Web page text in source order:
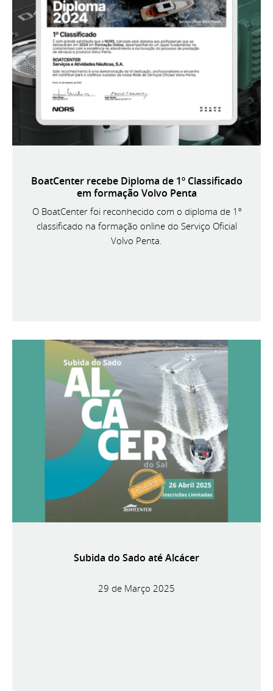
BoatCenter recebe Diploma de 1º Classificado
em formação Volvo Penta
O BoatCenter foi reconhecido com o diploma de 1º
classificado na formação online do Serviço Oficial
Volvo Penta.
Subida do Sado até Alcácer
29 de Março 2025